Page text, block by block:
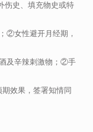
伤史、填充物史或特
②女性避开月经期，
及辛辣刺激物；②手
效果，签署知情同